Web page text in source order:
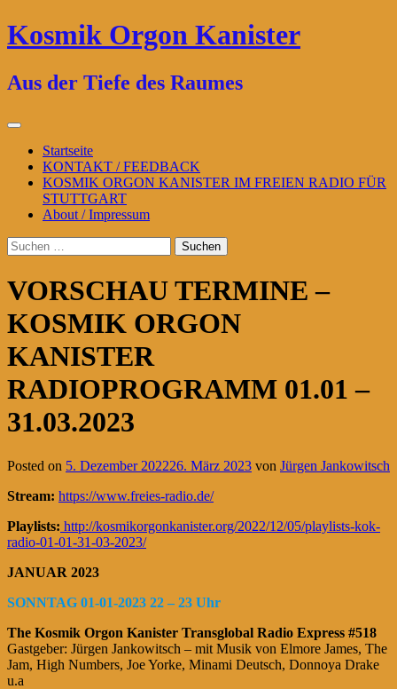
Zum
Inhalt
Kosmik Orgon Kanister
Aus der Tiefe des Raumes
Primäres
Startseite
KONTAKT / FEEDBACK
KOSMIK ORGON KANISTER IM FREIEN RADIO FÜR
STUTTGART
About / Impressum
Suchen
nach:
VORSCHAU TERMINE –
KOSMIK ORGON
KANISTER
RADIOPROGRAMM 01.01 –
31.03.2023
Posted on 5. Dezember 202226. März 2023 von Jürgen Jankowitsch
Stream: https://www.freies-radio.de/
Playlists: http://kosmikorgonkanister.org/2022/12/05/playlists-kok-
radio-01-01-31-03-2023/
JANUAR 2023
SONNTAG 01-01-2023 22 – 23 Uhr
The Kosmik Orgon Kanister Transglobal Radio Express #518
Gastgeber: Jürgen Jankowitsch – mit Musik von Elmore James, The
Jam, High Numbers, Joe Yorke, Minami Deutsch, Donnoya Drake
u.a